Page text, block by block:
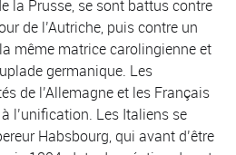
la Prusse, se sont battus contre
de l’Autriche, puis contre un
même matrice carolingienne et
germanique. Les
de l’Allemagne et les Français
l’unification. Les Italiens se
Habsbourg, qui avant d’être